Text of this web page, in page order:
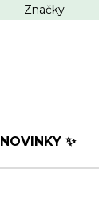
Značky
NOVINKY ✨